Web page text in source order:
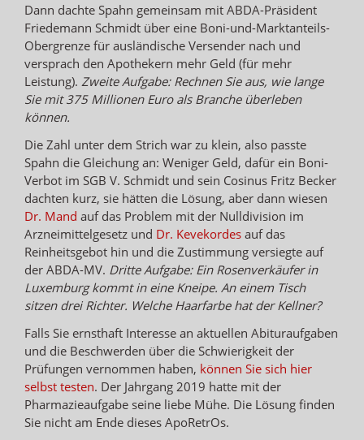
Dann dachte Spahn gemeinsam mit ABDA-Präsident
Friedemann Schmidt über eine Boni-und-Marktanteils-
Obergrenze für ausländische Versender nach und
versprach den Apothekern mehr Geld (für mehr
Leistung). Zweite Aufgabe: Rechnen Sie aus, wie lange
Sie mit 375 Millionen Euro als Branche überleben
können.
Die Zahl unter dem Strich war zu klein, also passte
Spahn die Gleichung an: Weniger Geld, dafür ein Boni-
Verbot im SGB V. Schmidt und sein Cosinus Fritz Becker
dachten kurz, sie hätten die Lösung, aber dann wiesen
Dr. Mand auf das Problem mit der Nulldivision im
Arzneimittelgesetz und Dr. Kevekordes auf das
Reinheitsgebot hin und die Zustimmung versiegte auf
der ABDA-MV. Dritte Aufgabe: Ein Rosenverkäufer in
Luxemburg kommt in eine Kneipe. An einem Tisch
sitzen drei Richter. Welche Haarfarbe hat der Kellner?
Falls Sie ernsthaft Interesse an aktuellen Abituraufgaben
und die Beschwerden über die Schwierigkeit der
Prüfungen vernommen haben, können Sie sich hier
selbst testen. Der Jahrgang 2019 hatte mit der
Pharmazieaufgabe seine liebe Mühe. Die Lösung finden
Sie nicht am Ende dieses ApoRetrOs.